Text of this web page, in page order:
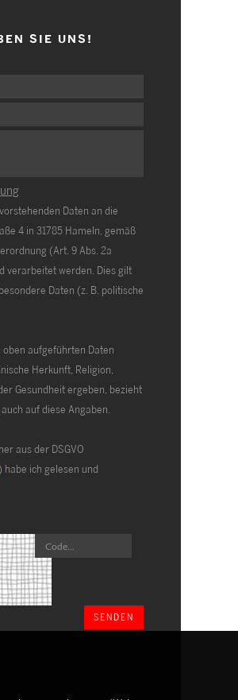
SIE UNS!
Daten an die
4 in 31785 Hameln, gemäß
(Art. 9 Abs. 2a
verarbeitet werden. Dies gilt
Daten (z. B. politische
aufgeführten Daten
Herkunft, Religion,
Gesundheit ergeben, bezieht
auf diese Angaben.
aus der DSGVO
) habe ich gelesen und
SENDEN